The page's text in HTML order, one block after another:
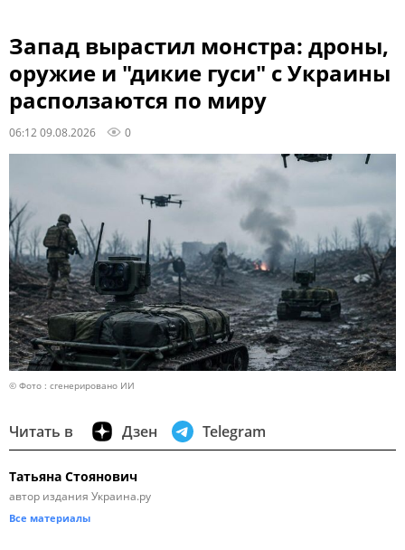
Запад вырастил монстра: дроны,
оружие и "дикие гуси" с Украины
расползаются по миру
06:12 09.08.2026 0
© Фото : сгенерировано ИИ
Читать в Дзен Telegram
Татьяна Стоянович
автор издания Украина.ру
Все материалы